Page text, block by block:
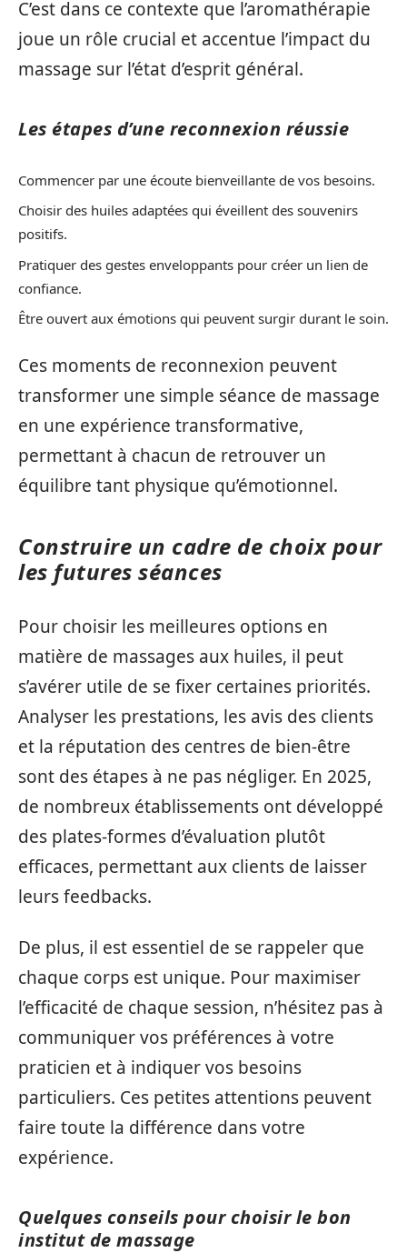
C’est dans ce contexte que l’aromathérapie
joue un rôle crucial et accentue l’impact du
massage sur l’état d’esprit général.
Les étapes d’une reconnexion réussie
Commencer par une écoute bienveillante de vos besoins.
Choisir des huiles adaptées qui éveillent des souvenirs
positifs.
Pratiquer des gestes enveloppants pour créer un lien de
confiance.
Être ouvert aux émotions qui peuvent surgir durant le soin.
Ces moments de reconnexion peuvent
transformer une simple séance de massage
en une expérience transformative,
permettant à chacun de retrouver un
équilibre tant physique qu’émotionnel.
Construire un cadre de choix pour
les futures séances
Pour choisir les meilleures options en
matière de massages aux huiles, il peut
s’avérer utile de se fixer certaines priorités.
Analyser les prestations, les avis des clients
et la réputation des centres de bien-être
sont des étapes à ne pas négliger. En 2025,
de nombreux établissements ont développé
des plates-formes d’évaluation plutôt
efficaces, permettant aux clients de laisser
leurs feedbacks.
De plus, il est essentiel de se rappeler que
chaque corps est unique. Pour maximiser
l’efficacité de chaque session, n’hésitez pas à
communiquer vos préférences à votre
praticien et à indiquer vos besoins
particuliers. Ces petites attentions peuvent
faire toute la différence dans votre
expérience.
Quelques conseils pour choisir le bon
institut de massage